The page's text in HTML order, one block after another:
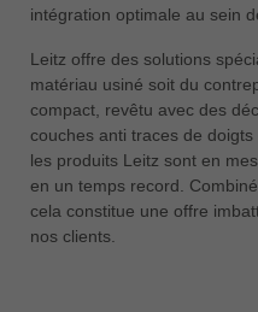
ประเท
intégration optimale au sein
Leitz offre des solutions
matériau usiné soit du
compact, revêtu avec des
couches anti traces de
les produits Leitz sont en
en un temps record.
cela constitue une offre
nos clients.